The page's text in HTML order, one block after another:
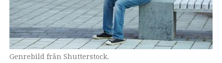
Genrebild från Shutterstock.